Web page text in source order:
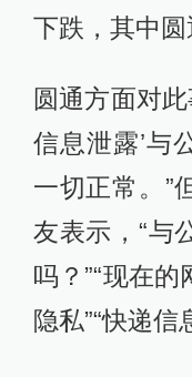
下跌，其中圆
圆通方面对
信息泄露’与
一切正常。”
友表示，“与
吗？”“现在
隐私”“快递信